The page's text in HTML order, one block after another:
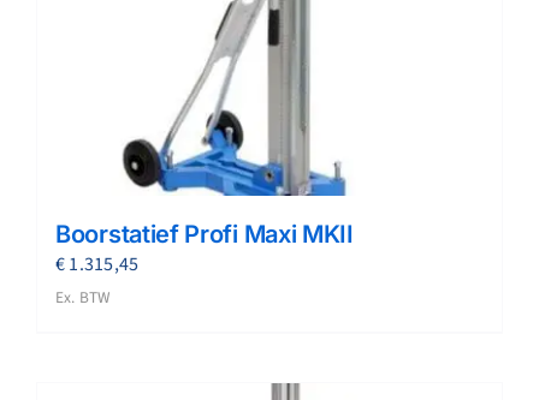
Boorstatief Profi Maxi MKII
€1.315,45
Ex. BTW